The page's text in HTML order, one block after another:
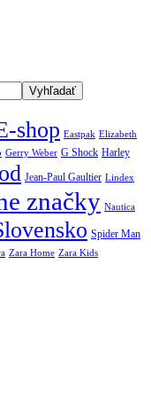
shop Eastpak Elizabeth
Gerry Weber G Shock Harley
Jean-Paul Gaultier Lindex
značky Nautica
Spider Man
Zara Home Zara Kids